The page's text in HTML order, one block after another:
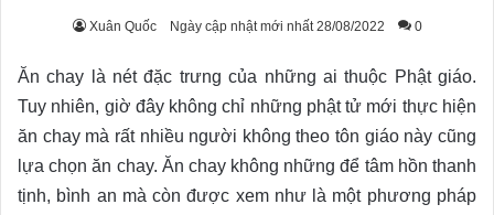
Xuân Quốc Ngày cập nhật mới nhất 28/08/2022 0
Ăn chay là nét đặc trưng của những ai thuộc Phật giáo.
Tuy nhiên, giờ đây không chỉ những phật tử mới thực hiện
ăn chay mà rất nhiều người không theo tôn giáo này cũng
lựa chọn ăn chay. Ăn chay không những để tâm hồn thanh
tịnh, bình an mà còn được xem như là một phương pháp